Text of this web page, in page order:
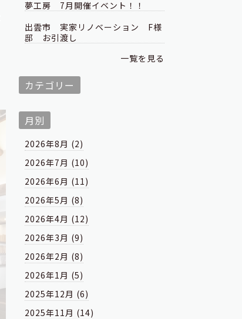
夢工房 7月開催イベント！！
出雲市 実家リノベーション F様
邸 お引渡し
一覧を見る
カテゴリー
月別
2026年8月 (2)
2026年7月 (10)
2026年6月 (11)
2026年5月 (8)
2026年4月 (12)
2026年3月 (9)
2026年2月 (8)
2026年1月 (5)
2025年12月 (6)
2025年11月 (14)